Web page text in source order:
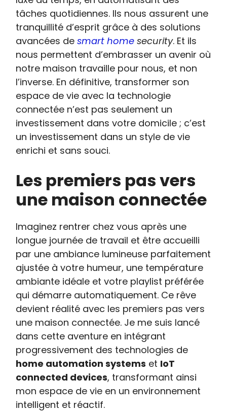
tâches quotidiennes. Ils nous assurent une
tranquillité d’esprit grâce à des solutions
avancées desmart home security. Et ils
nous permettent d’embrasser un avenir où
notre maison travaille pour nous, et non
l’inverse. En définitive, transformer son
espace de vie avec la technologie
connectée n’est pas seulement un
investissement dans votre domicile ; c’est
un investissement dans un style de vie
enrichi et sans souci.
Les premiers pas vers
une maison connectée
Imaginez rentrer chez vous après une
longue journée de travail et être accueilli
par une ambiance lumineuse parfaitement
ajustée à votre humeur, une température
ambiante idéale et votre playlist préférée
qui démarre automatiquement. Ce rêve
devient réalité avec les premiers pas vers
une maison connectée. Je me suis lancé
dans cette aventure en intégrant
progressivement des technologies de
home automation systems et IoT
connected devices, transformant ainsi
mon espace de vie en un environnement
intelligent et réactif.